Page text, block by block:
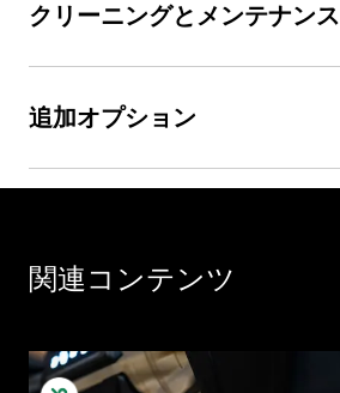
クリーニングとメンテナンス
追加オプション
関連コンテンツ